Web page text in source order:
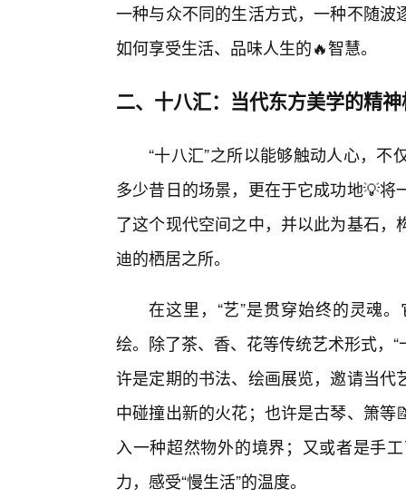
一种与众不同的生活方式，一种不随
如何享受生活、品味人生的🔥智慧。
二、十八汇：当代东方美学的精
“十八汇”之所以能够触动人心，
多少昔日的场景，更在于它成功地💡
了这个现代空间之中，并以此为基石
迪的栖居之所。
在这里，“艺”是贯穿始终的灵魂
绘。除了茶、香、花等传统艺术形式，
许是定期的书法、绘画展览，邀请当
中碰撞出新的火花；也许是古琴、箫
入一种超然物外的境界；又或者是手
力，感受“慢生活”的温度。